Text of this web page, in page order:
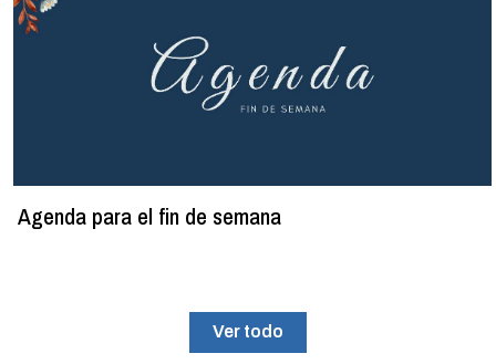
Agenda para el fin de semana
Ver todo